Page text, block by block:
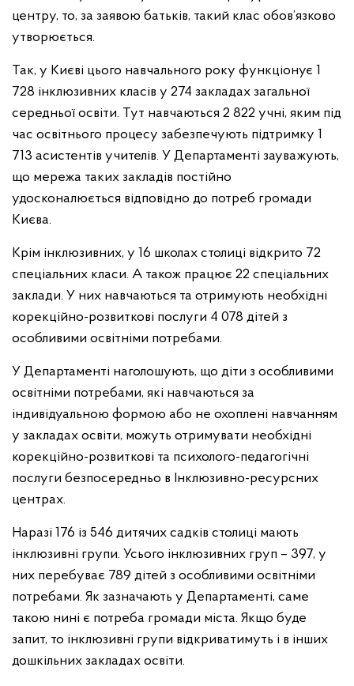
центру, то, за заявою батьків, такий клас обов’язково
утворюється.
Так, у Києві цього навчального року функціонує 1
728 інклюзивних класів у 274 закладах загальної
середньої освіти. Тут навчаються 2 822 учні, яким під
час освітнього процесу забезпечують підтримку 1
713 асистентів учителів. У Департаменті зауважують,
що мережа таких закладів постійно
удосконалюється відповідно до потреб громади
Києва.
Крім інклюзивних, у 16 школах столиці відкрито 72
спеціальних класи. А також працює 22 спеціальних
заклади. У них навчаються та отримують необхідні
корекційно-розвиткові послуги 4 078 дітей з
особливими освітніми потребами.
У Департаменті наголошують, що діти з особливими
освітніми потребами, які навчаються за
індивідуальною формою або не охоплені навчанням
у закладах освіти, можуть отримувати необхідні
корекційно-розвиткові та психолого-педагогічні
послуги безпосередньо в Інклюзивно-ресурсних
центрах.
Наразі 176 із 546 дитячих садків столиці мають
інклюзивні групи. Усього інклюзивних груп – 397, у
них перебуває 789 дітей з особливими освітніми
потребами. Як зазначають у Департаменті, саме
такою нині є потреба громади міста. Якщо буде
запит, то інклюзивні групи відкриватимуть і в інших
дошкільних закладах освіти.